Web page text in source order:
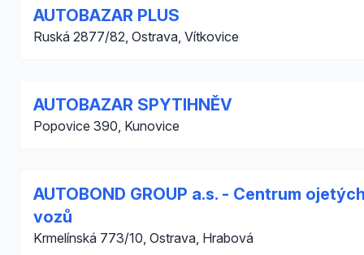
AUTOBAZAR PLUS
Ruská 2877/82, Ostrava, Vítkovice
AUTOBAZAR SPYTIHNĚV
Popovice 390, Kunovice
AUTOBOND GROUP a.s. - Centrum
vozů
Krmelínská 773/10, Ostrava, Hrabová